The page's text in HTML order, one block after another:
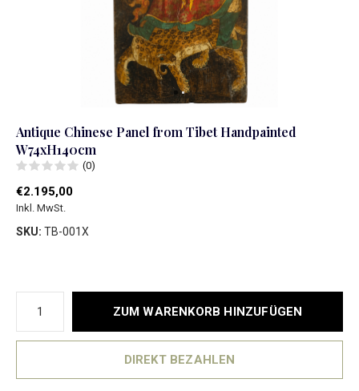
Antique Chinese Panel from Tibet Handpainted
W74xH140cm
(0)
€2.195,00
Inkl. MwSt.
SKU: TB-001X
ZUM WARENKORB HINZUFÜGEN
DIREKT BEZAHLEN